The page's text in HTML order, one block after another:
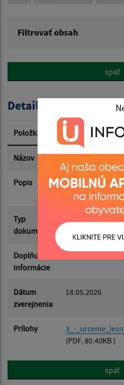
Filtrovať obsah
Popis:
Dátum zverejnenia od:
Dátum zverejnenia do:
späť
Detail úradného
Položka Informácia
Názov
Popis
Upovedomenie
určenia lesného
Typ
dokumentu
Doplňujúce
informácie
Dátum
zverejnenia
18.05.2026
Prílohy
3_-
(PDF, 80.40KB )
späť